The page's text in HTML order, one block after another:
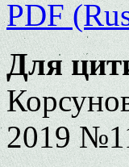
PDF
Для
2019